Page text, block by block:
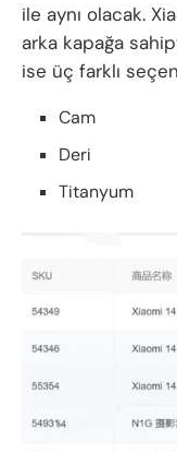
ile aynı olacak.
arka kapağa
ise üç farklı
Cam
Deri
Titanyum